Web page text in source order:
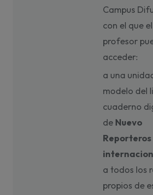
Campus
con el que el
profesor
acceder:
a una
modelo del
cuaderno
de Nuevo
Reporteros
a todos los
propios de